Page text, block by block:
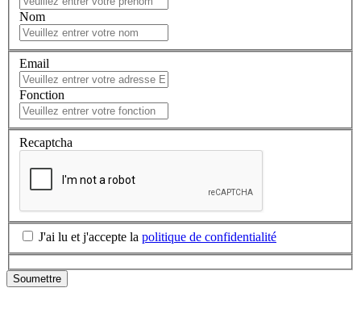
Nom
Email
Fonction
Recaptcha
J'ai lu et j'accepte la politique de confidentialité